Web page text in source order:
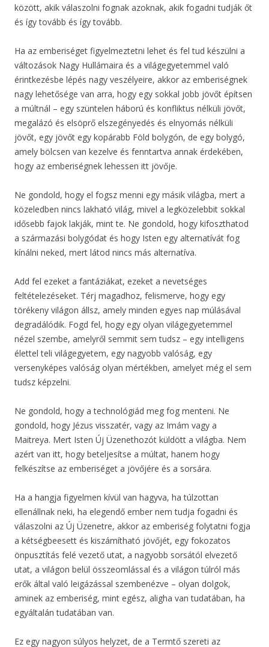
között, akik válaszolni fognak azoknak, akik fogadni tudják őt
és így tovább és így tovább.
Ha az emberiséget figyelmeztetni lehet és fel tud készülni a
változások Nagy Hullámaira és a világegyetemmel való
érintkezésbe lépés nagy veszélyeire, akkor az emberiségnek
nagy lehetősége van arra, hogy egy sokkal jobb jövőt építsen
a múltnál – egy szüntelen háború és konfliktus nélküli jövőt,
megalázó és elsöprő elszegényedés és elnyomás nélküli
jövőt, egy jövőt egy kopárabb Föld bolygón, de egy bolygó,
amely bölcsen van kezelve és fenntartva annak érdekében,
hogy az emberiségnek lehessen itt jövője.
Ne gondold, hogy el fogsz menni egy másik világba, mert a
közeledben nincs lakható világ, mivel a legközelebbit sokkal
idősebb fajok lakják, mint te. Ne gondold, hogy kifoszthatod
a származási bolygódat és hogy Isten egy alternatívát fog
kínálni neked, mert látod nincs más alternatíva.
Add fel ezeket a fantáziákat, ezeket a nevetséges
feltételezéseket. Térj magadhoz, felismerve, hogy egy
törékeny világon állsz, amely minden egyes nap múlásával
degradálódik. Fogd fel, hogy egy olyan világegyetemmel
nézel szembe, amelyről semmit sem tudsz – egy intelligens
élettel teli világegyetem, egy nagyobb valóság, egy
versenyképes valóság olyan mértékben, amelyet még el sem
tudsz képzelni.
Ne gondold, hogy a technológiád meg fog menteni. Ne
gondold, hogy Jézus visszatér, vagy az Imám vagy a
Maitreya. Mert Isten Új Üzenethozót küldött a világba. Nem
azért van itt, hogy beteljesítse a múltat, hanem hogy
felkészítse az emberiséget a jövőjére és a sorsára.
Ha a hangja figyelmen kívül van hagyva, ha túlzottan
ellenállnak neki, ha elegendő ember nem tudja fogadni és
válaszolni az Új Üzenetre, akkor az emberiség folytatni fogja
a kétségbeesett és kiszámítható jövőjét, egy fokozatos
önpusztítás felé vezető utat, a nagyobb sorsától elvezető
utat, a világon belül összeomlással és a világon túlról más
erők által való leigázással szembenézve – olyan dolgok,
aminek az emberiség, mint egész, aligha van tudatában, ha
egyáltalán tudatában van.
Ez egy nagyon súlyos helyzet, de a Termtő szereti az